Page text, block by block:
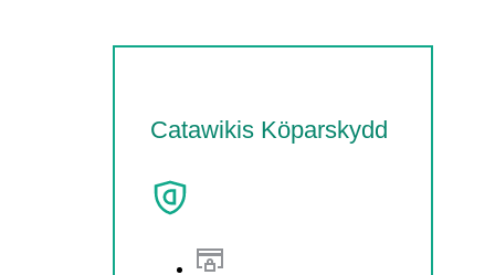
Catawikis Köparskydd